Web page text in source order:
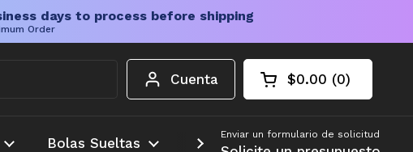
days to process before shipping
Order
Cuenta Carrito abierto
Total de la cesta:
$0.00 0
productos en su
Bolas Sueltas Más
Enviar un formulario de solicitud